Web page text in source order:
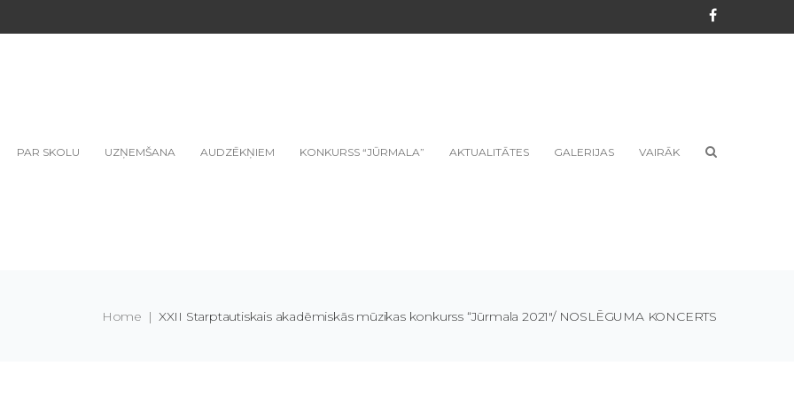
Facebook
PAR SKOLU UZŅEMŠANA AUDZĒKŅIEM KONKURSS “JŪRMALA” AKTUALITĀTES GALERIJAS VAIRĀK
Home | XXII Starptautiskais akadēmiskās mūzikas konkurss “Jūrmala 2021″/ NOSLĒGUMA KONCERTS